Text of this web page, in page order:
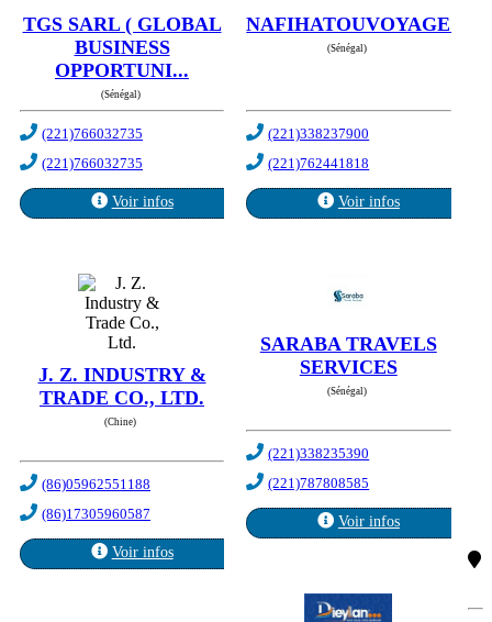
TGS SARL ( GLOBAL
BUSINESS
OPPORTUNI...
(Sénégal)
(221)766032735
(221)766032735
Voir infos
NAFIHATOUVOYAGES
(Sénégal)
(221)338237900
(221)762441818
Voir infos
J. Z. INDUSTRY &
TRADE CO., LTD.
(Chine)
(86)05962551188
(86)17305960587
Voir infos
SARABA TRAVELS
SERVICES
(Sénégal)
(221)338235390
(221)787808585
Voir infos